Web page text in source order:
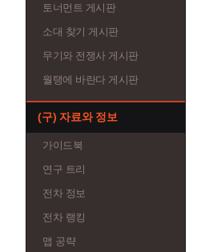
토너먼트 게시판
소대 찾기 게시판
무기와 전쟁사 게시판
월탱에 바란다 게시판
(구) 자료와 정보
가이드북
연구 트리
전차 정보
전차 랭킹
맵 공략